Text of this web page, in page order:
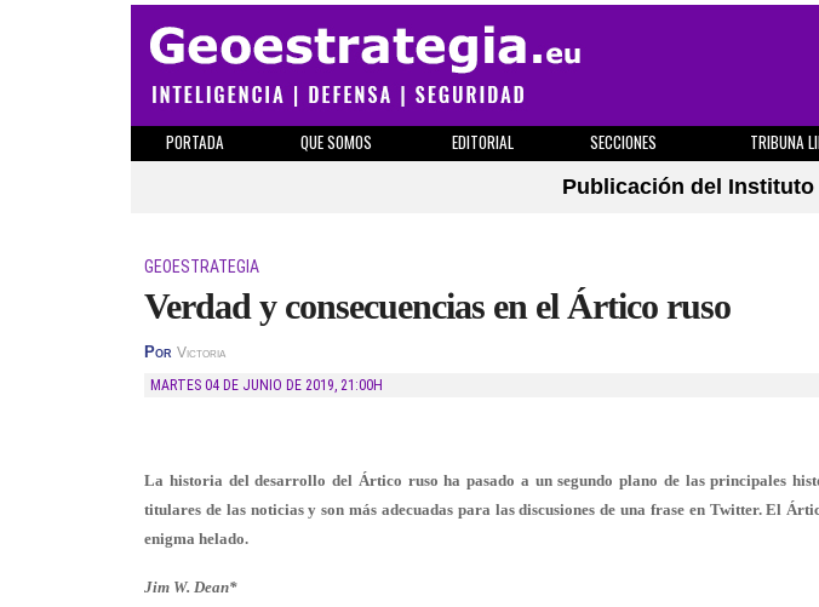
PORTADA QUE SOMOS EDITORIAL SECCIONES TRIBUNA
Publicación del
GEOESTRATEGIA
Verdad y consecuencias en el Ártico ruso
Por Victoria
MARTES 04 DE JUNIO DE 2019, 21:00H
La historia del desarrollo del Ártico ruso ha pasado a un segundo plano de las principales
titulares de las noticias y son más adecuadas para las discusiones de una frase en Twitter. El
enigma helado.
Jim W. Dean*